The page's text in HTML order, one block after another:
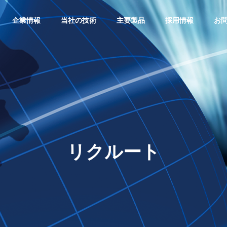
企業情報 当社の技術 主要製品 採用情報 お
リクルート